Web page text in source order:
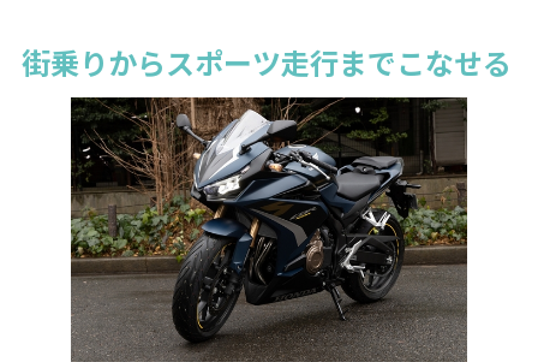
街乗りからスポーツ走行までこなせる